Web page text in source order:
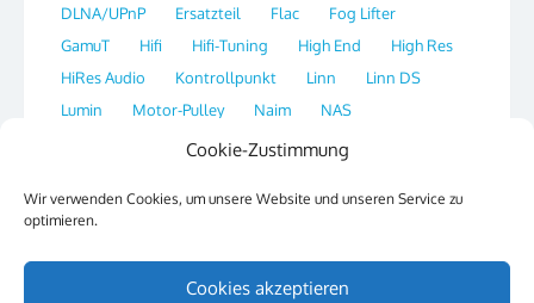
Cookie-Zustimmung
Wir verwenden Cookies, um unsere Website und unseren Service zu
optimieren.
Cookies akzeptieren
DLNA/UPnP
Ersatzteil Flac
Fog Lifter
GamuT
Hifi Hifi-Tuning High End
High Res
HiRes Audio
Kontrollpunkt Linn
Linn DS
Lumin
Motor-Pulley Naim
NAS
Network Streamer
OS X Plattenspieler
Sirius
SSH Streaming Switch
Synology